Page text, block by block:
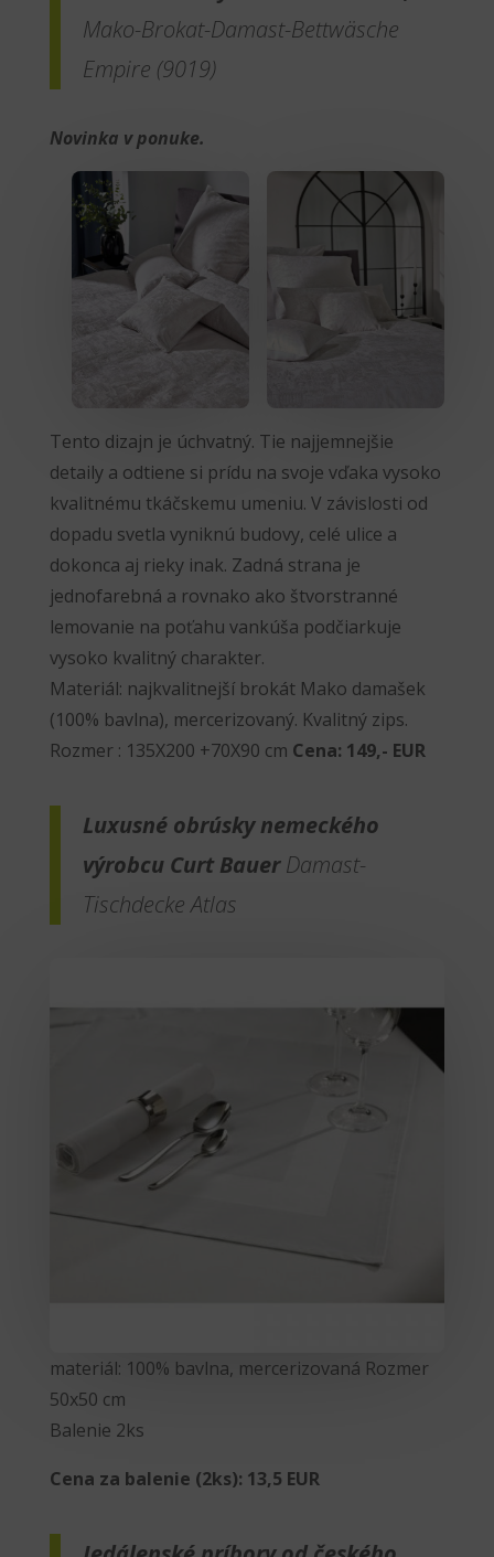
Mako-Brokat-Damast-Bettwäsche
Empire (9019)
Novinka v ponuke.
Tento dizajn je úchvatný. Tie najjemnejšie
detaily a odtiene si prídu na svoje vďaka vysoko
kvalitnému tkáčskemu umeniu. V závislosti od
dopadu svetla vyniknú budovy, celé ulice a
dokonca aj rieky inak. Zadná strana je
jednofarebná a rovnako ako štvorstranné
lemovanie na poťahu vankúša podčiarkuje
vysoko kvalitný charakter.
Materiál: najkvalitnejší brokát Mako damašek
(100% bavlna), mercerizovaný. Kvalitný zips.
Rozmer : 135X200 +70X90 cm Cena: 149,- EUR
Luxusné obrúsky nemeckého
výrobcu Curt BauerDamast-
Tischdecke Atlas
materiál: 100% bavlna, mercerizovaná Rozmer
50x50 cm
Balenie 2ks
Cena za balenie (2ks): 13,5 EUR